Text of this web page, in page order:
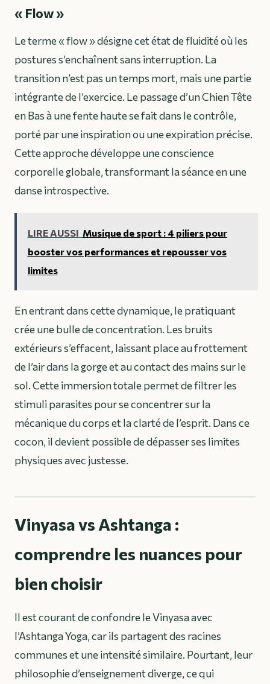
« Flow »
Le terme « flow » désigne cet état de fluidité où les
postures s’enchaînent sans interruption. La
transition n’est pas un temps mort, mais une partie
intégrante de l’exercice. Le passage d’un Chien Tête
en Bas à une fente haute se fait dans le contrôle,
porté par une inspiration ou une expiration précise.
Cette approche développe une conscience
corporelle globale, transformant la séance en une
danse introspective.
LIRE AUSSI Musique de sport : 4 piliers pour
booster vos performances et repousser vos
limites
En entrant dans cette dynamique, le pratiquant
crée une bulle de concentration. Les bruits
extérieurs s’effacent, laissant place au frottement
de l’air dans la gorge et au contact des mains sur le
sol. Cette immersion totale permet de filtrer les
stimuli parasites pour se concentrer sur la
mécanique du corps et la clarté de l’esprit. Dans ce
cocon, il devient possible de dépasser ses limites
physiques avec justesse.
Vinyasa vs Ashtanga :
comprendre les nuances pour
bien choisir
Il est courant de confondre le Vinyasa avec
l’Ashtanga Yoga, car ils partagent des racines
communes et une intensité similaire. Pourtant, leur
philosophie d’enseignement diverge, ce qui